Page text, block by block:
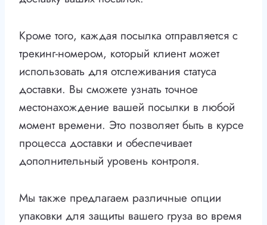
Кроме того, каждая посылка отправляется с
трекинг-номером, который клиент может
использовать для отслеживания статуса
доставки. Вы сможете узнать точное
местонахождение вашей посылки в любой
момент времени. Это позволяет быть в курсе
процесса доставки и обеспечивает
дополнительный уровень контроля.
Мы также предлагаем различные опции
упаковки для защиты вашего груза во время